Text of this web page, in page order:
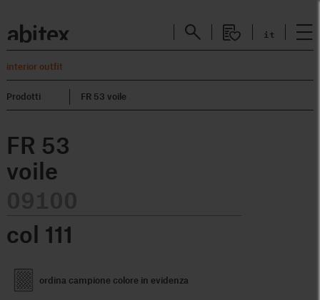
it
interior outfit
Prodotti FR 53 voile
FR 53
voile
col 111
ordina campione colore in evidenza